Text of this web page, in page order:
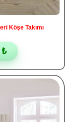
Köşe Takımı